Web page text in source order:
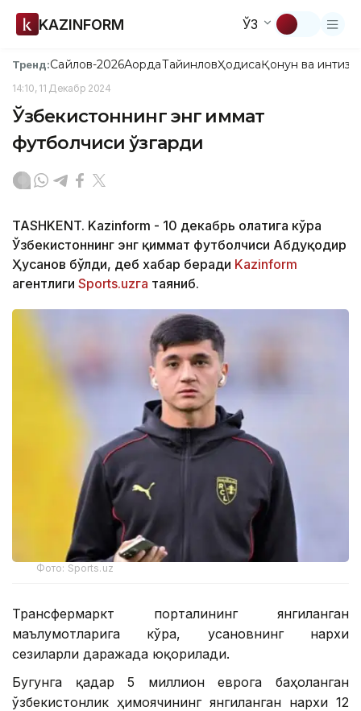
KAZINFORM ЎЗ
Тренд:Сайлов-2026АқордаТайинловҲодисаҚонун ва
14:10, 11 Декабр 2024
Ўзбекистоннинг энг қиммат
футболчиси ўзгарди
TASHKENT. Kazinform - 10 декабрь ҳолатига кўра
Ўзбекистоннинг энг қиммат футболчиси Абдуқодир
Ҳусанов бўлди, деб хабар беради Kazinform
агентлиги Sports.uzга таяниб.
Фото: Sports.uz
Трансфермаркт порталининг янгиланган
маълумотларига кўра, Ҳусановнинг нархи
сезиларли даражада юқорилади.
Бугунга қадар 5 миллион еврога баҳоланган
ўзбекистонлик ҳимоячининг янгиланган нархи 12